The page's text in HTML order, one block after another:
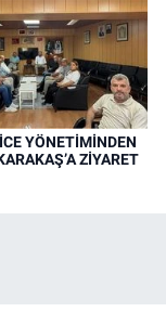
YÖNETİMİNDEN
ZİYARET